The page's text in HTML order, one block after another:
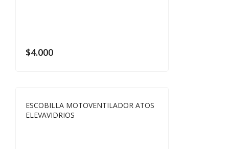
$4.000
ESCOBILLA MOTOVENTILADOR ATOS
ELEVAVIDRIOS